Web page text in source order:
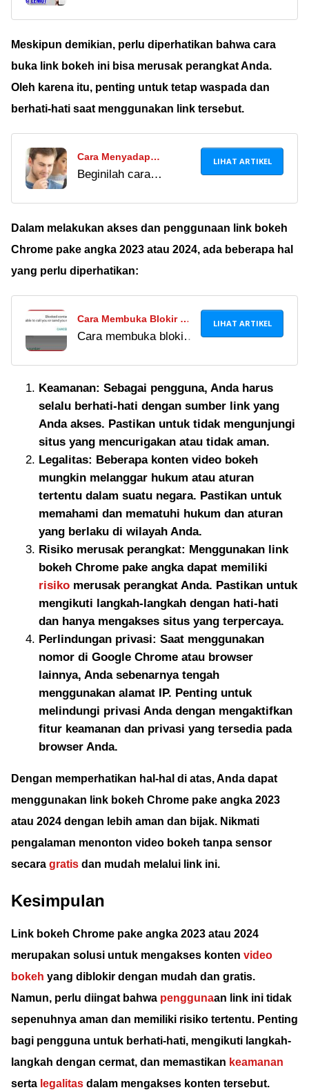
melalui HP atau PC.
Simak di sini untuk
menghindari tetangga
Meskipun demikian, perlu diperhatikan bahwa cara
buka link bokeh ini bisa merusak perangkat Anda.
Oleh karena itu, penting untuk tetap waspada dan
berhati-hati saat menggunakan link tersebut.
Cara Menyadap
Panggilan Telepon
Beginilah cara
aplikasi Automatic Call
Recorder,
TheTruthSpy, dan
LIHAT ARTIKEL
Dalam melakukan akses dan penggunaan link bokeh
Chrome pake angka 2023 atau 2024, ada beberapa hal
yang perlu diperhatikan:
Cara Membuka Blokir WA
Orang yang Memblokir
Cara membuka blokir
ternyata cukup mudah
dan efektif. Baca
artikel ini untuk tahu
caranya!
LIHAT ARTIKEL
Keamanan: Sebagai pengguna, Anda harus
selalu berhati-hati dengan sumber link yang
Anda akses. Pastikan untuk tidak mengunjungi
situs yang mencurigakan atau tidak aman.
Legalitas: Beberapa konten video bokeh
mungkin melanggar hukum atau aturan
tertentu dalam suatu negara. Pastikan untuk
memahami dan mematuhi hukum dan aturan
yang berlaku di wilayah Anda.
Risiko merusak perangkat: Menggunakan link
bokeh Chrome pake angka dapat memiliki
risiko merusak perangkat Anda. Pastikan untuk
mengikuti langkah-langkah dengan hati-hati
dan hanya mengakses situs yang terpercaya.
Perlindungan privasi: Saat menggunakan
nomor di Google Chrome atau browser
lainnya, Anda sebenarnya tengah
menggunakan alamat IP. Penting untuk
melindungi privasi Anda dengan mengaktifkan
fitur keamanan dan privasi yang tersedia pada
browser Anda.
Dengan memperhatikan hal-hal di atas, Anda dapat
menggunakan link bokeh Chrome pake angka 2023
atau 2024 dengan lebih aman dan bijak. Nikmati
pengalaman menonton video bokeh tanpa sensor
secara gratis dan mudah melalui link ini.
Kesimpulan
Link bokeh Chrome pake angka 2023 atau 2024
merupakan solusi untuk mengakses konten video
bokeh yang diblokir dengan mudah dan gratis.
Namun, perlu diingat bahwa penggunaan link ini tidak
sepenuhnya aman dan memiliki risiko tertentu. Penting
bagi pengguna untuk berhati-hati, mengikuti langkah-
langkah dengan cermat, dan memastikan keamanan
serta legalitas dalam mengakses konten tersebut.